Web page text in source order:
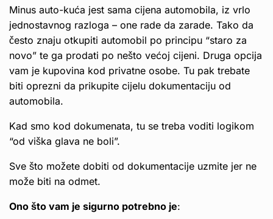
Minus auto-kuća jest sama cijena automobila, iz vrlo
jednostavnog razloga – one rade da zarade. Tako da
često znaju otkupiti automobil po principu “staro za
novo” te ga prodati po nešto većoj cijeni. Druga opcija
vam je kupovina kod privatne osobe. Tu pak trebate
biti oprezni da prikupite cijelu dokumentaciju od
automobila.
Kad smo kod dokumenata, tu se treba voditi logikom
“od viška glava ne boli”.
Sve što možete dobiti od dokumentacije uzmite jer ne
može biti na odmet.
Ono što vam je sigurno potrebno je: